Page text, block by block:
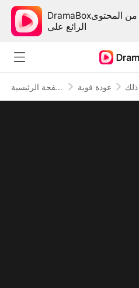
DramaBoxالمزيد من المحتوى
الرائع على
الصفحة الرئيسية عودة قوية